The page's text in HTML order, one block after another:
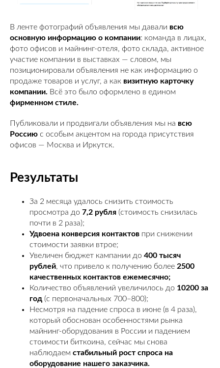
В ленте фотографий объявления мы давали всю
основную информацию о компании: команда в лицах,
фото офисов и майнинг-отеля, фото склада, активное
участие компании в выставках — словом, мы
позиционировали объявления не как информацию о
продаже товаров и услуг, а как визитную карточку
компании. Всё это было оформлено в едином
фирменном стиле.
Публиковали и продвигали объявления мы на всю
Россию с особым акцентом на города присутствия
офисов — Москва и Иркутск.
Результаты
За 2 месяца удалось снизить стоимость
просмотра до 7,2 рубля (стоимость снизилась
почти в 2 раза);
Удвоена конверсия контактов при снижении
стоимости заявки втрое;
Увеличен бюджет кампании до 400 тысяч
рублей, что привело к получению более 2500
качественных контактов ежемесячно;
Количество объявлений увеличилось до 10200 за
год (с первоначальных 700–800);
Несмотря на падение спроса в июне (в 4 раза),
который обоснован особенностями рынка
майнинг-оборудования в России и падением
стоимости биткоина, сейчас мы снова
наблюдаем стабильный рост спроса на
оборудование нашего заказчика.